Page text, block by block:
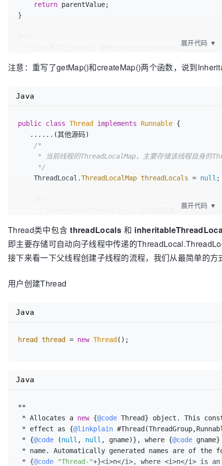
return parentValue;
}
  * 与threadLocals变量不再有关系
ThreadLocalMap
ThreadLocalMap
展开代码 ▼
注意：重写了getMap()和createMap()两个函数，说到
public class Thread implements Runnable {
/*
     */
    ThreadLocal.
ThreadLocalMap threadLocals = null ;
     * 本文主要讨论的就是这个ThreadLocalMap
     */
    ThreadLocal.
ThreadLocalMap
Java
展开代码 ▼
Thread类中包含threadLocals 和
即主要存储可自动向子线程中传递的
接下来看一下父线程创建子线程的流程，我们从最简单的方
用户创建Thread
hread thread = new Thread ();
Java
**
* Allocates a new {@code Thread} object. This
* effect as {@linkplain
* {@code (null , null , gname)}, where {@code
* {@code "Thread-"+}<i>n</i>, where <i>n</i> is
Java